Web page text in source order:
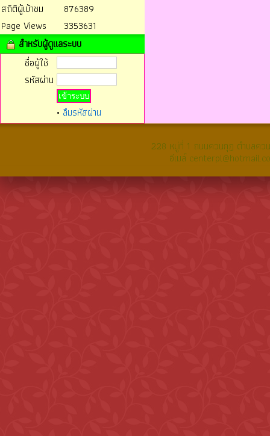
สถิติผู้เข้าชม
876389
Page Views
3353631
สำหรับผู้ดูแลระบบ
ชื่อผู้ใช้
รหัสผ่าน
• ลืมรหัสผ่าน
228 หมู่ที่ 1 ถนนควนกุฏ ตำบลค
อีเมล์